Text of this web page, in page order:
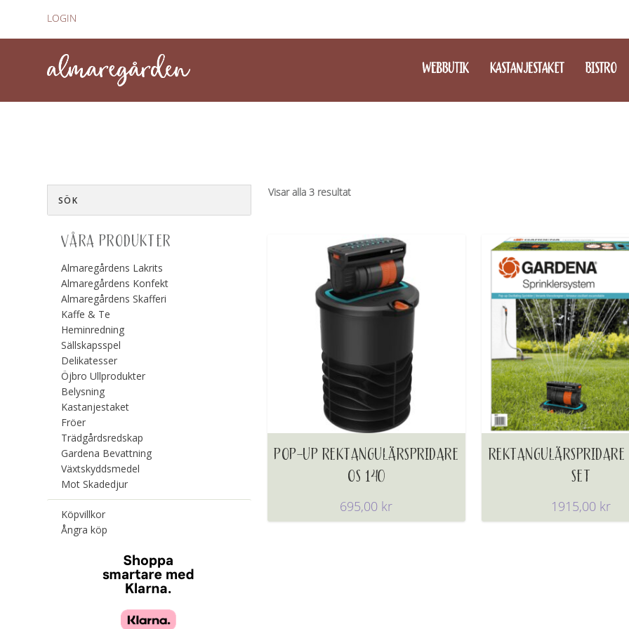
LOGIN
WEBBUTIK KASTANJESTAKET BISTRO
Visar alla 3 resultat
POP-UP REKTANGULÄRSPRIDARE
OS 140
695,00 kr
SET
1915,00 kr
VÅRA PRODUKTER
Almaregårdens Lakrits
Almaregårdens Konfekt
Almaregårdens Skafferi
Kaffe & Te
Heminredning
Sällskapsspel
Delikatesser
Öjbro Ullprodukter
Belysning
Kastanjestaket
Fröer
Trädgårdsredskap
Gardena Bevattning
Växtskyddsmedel
Mot Skadedjur
Köpvillkor
Ångra köp